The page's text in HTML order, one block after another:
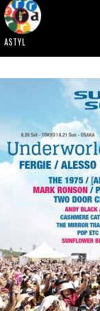
ASTYL